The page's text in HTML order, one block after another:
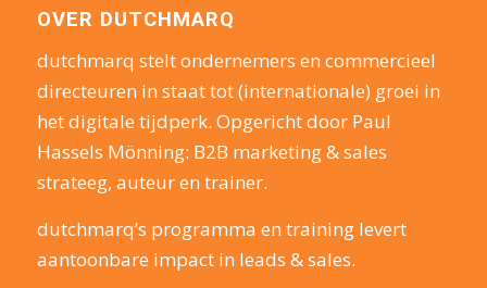
OVER DUTCHMARQ
dutchmarq stelt ondernemers en commercieel
directeuren in staat tot (internationale) groei in
het digitale tijdperk. Opgericht door Paul
Hassels Mönning: B2B marketing & sales
strateeg, auteur en trainer.
dutchmarq’s programma en training levert
aantoonbare impact in leads & sales.